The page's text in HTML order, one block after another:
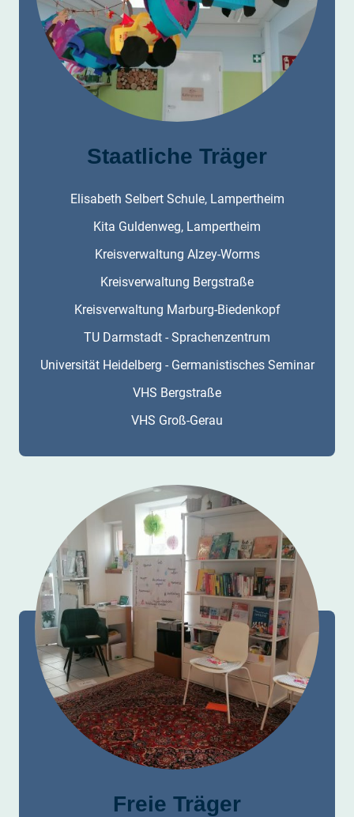
Staatliche Träger
Elisabeth Selbert Schule, Lampertheim
Kita Guldenweg, Lampertheim
Kreisverwaltung Alzey-Worms
Kreisverwaltung Bergstraße
Kreisverwaltung Marburg-Biedenkopf
TU Darmstadt - Sprachenzentrum
Universität Heidelberg - Germanistisches Seminar
VHS Bergstraße
VHS Groß-Gerau
Freie Träger